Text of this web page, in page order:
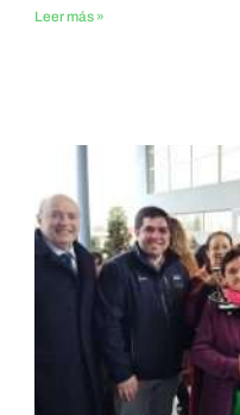
Leer más »